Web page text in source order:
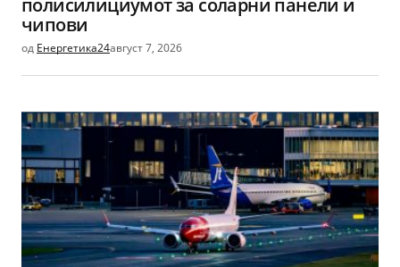
полисилициумот за соларни панели и
чипови
од Енергетика24август 7, 2026